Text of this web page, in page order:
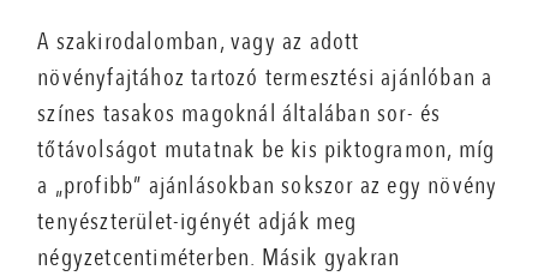
A szakirodalomban, vagy az adott
növényfajtához tartozó termesztési ajánlóban a
színes tasakos magoknál általában sor- és
tőtávolságot mutatnak be kis piktogramon, míg
a „profibb” ajánlásokban sokszor az egy növény
tenyészterület-igényét adják meg
négyzetcentiméterben. Másik gyakran